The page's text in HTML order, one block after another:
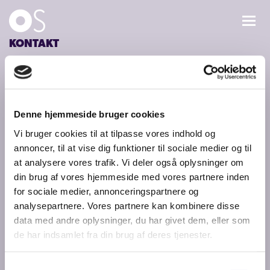
Denne hjemmeside bruger cookies
Vi bruger cookies til at tilpasse vores indhold og
annoncer, til at vise dig funktioner til sociale medier og til
at analysere vores trafik. Vi deler også oplysninger om
din brug af vores hjemmeside med vores partnere inden
for sociale medier, annonceringspartnere og
analysepartnere. Vores partnere kan kombinere disse
data med andre oplysninger, du har givet dem, eller som
de har indsamlet fra din brug af deres tjenester.
KONCERTER
MIXPAKKER
INFO
OM OS
GAVEKORT
KONTAKT
Den selvejende institution
Odense Symfoniorkester
5000 Odense C
Tlf.: +45 63 75 00 50 (ons. 10-12)
symfoni@odense.dk
Cvr-nr: 41 93 33 48